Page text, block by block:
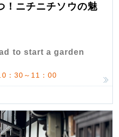
！ニチニチソウの魅
to start a garden
：30～11：00